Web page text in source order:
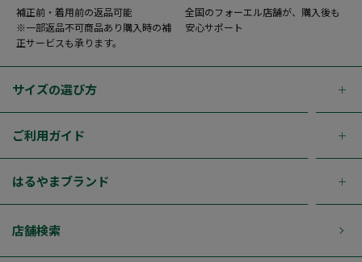
補正前・着用前の返品可能
※一部返品不可商品あり購入時の補
正サービスも承ります。
全国のフォーエル店舗が、購入後も
安心サポート
サイズの選び方
ご利用ガイド
はるやまブランド
店舗検索